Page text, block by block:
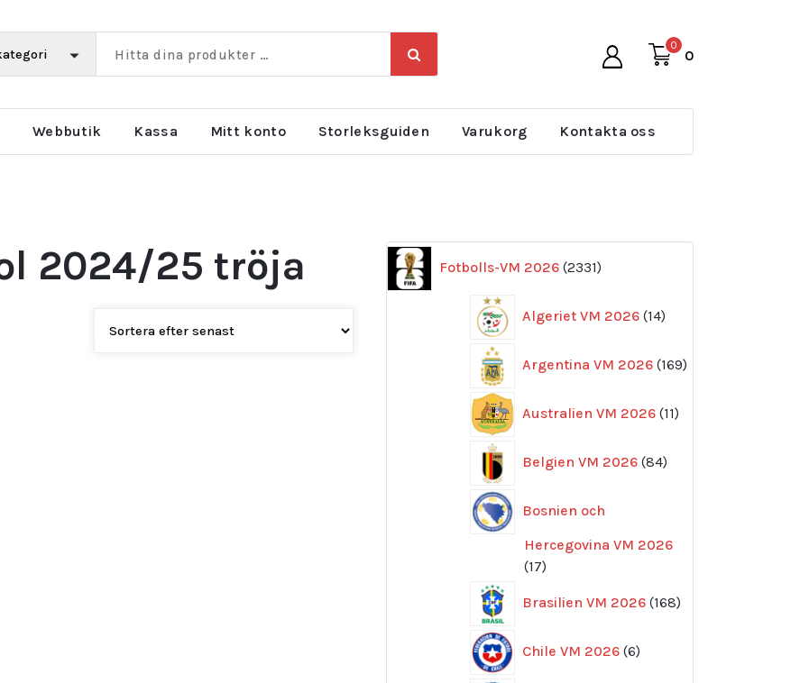
0
0
Webbutik Kassa Mitt konto Storleksguiden Varukorg Kontakta oss
2024/25 tröja Fotbolls-VM 2026 2331
produkter
Algeriet VM 2026 14
produkter
Argentina VM 2026 169
produkter
Australien VM 2026 11
produkter
Belgien VM 2026 84
produkter
Bosnien och
Hercegovina VM 2026
1717
Brasilien VM 2026 168
produkter
Chile VM 2026 6
produkter